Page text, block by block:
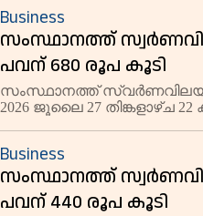
നടക്കുന്നത
Business
സംസ്ഥാനത്ത്
പവന് 680 രൂപ കൂടി
സംസ്ഥാനത്ത്
2026 ജൂലൈ 27 തിങ്കളാഴ്ച
Business
സംസ്ഥാനത്ത്
പവന് 440 രൂപ കൂടി